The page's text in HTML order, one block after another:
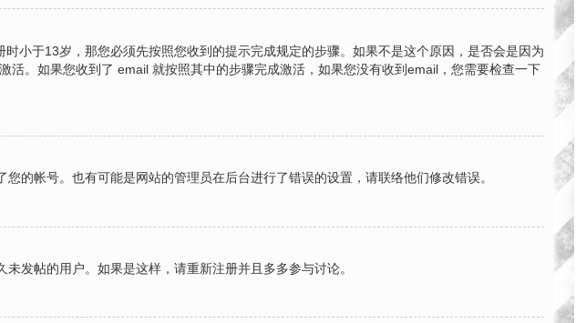
小于13岁，那您必须先按照您收到的提示完成规定的步骤。如果不是这个原因，是否会是因为
。如果您收到了 email 就按照其中的步骤完成激活，如果您没有收到email，您需要检查一下
的帐号。也有可能是网站的管理员在后台进行了错误的设置，请联络他们修改错误。
发帖的用户。如果是这样，请重新注册并且多多参与讨论。